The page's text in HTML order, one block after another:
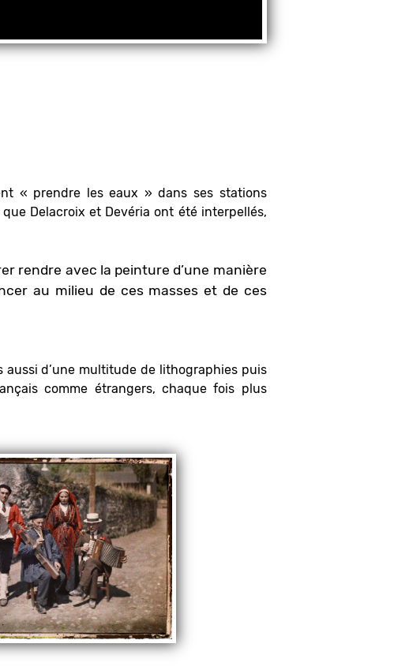
« prendre les eaux » dans ses stations
Delacroix et Devéria ont été interpellés,
rendre avec la peinture d’une manière
au milieu de ces masses et de ces
d’une multitude de lithographies puis
comme étrangers, chaque fois plus